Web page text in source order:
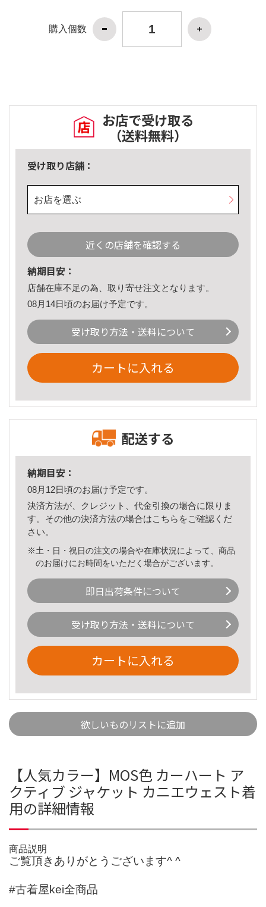
購入個数
お店で受け取る
（送料無料）
受け取り店舗：
お店を選ぶ
近くの店舗を確認する
納期目安：
店舗在庫不足の為、取り寄せ注文となります。
08月14日頃のお届け予定です。
受け取り方法・送料について
カートに入れる
配送する
納期目安：
08月12日頃のお届け予定です。
決済方法が、クレジット、代金引換の場合に限りま
す。その他の決済方法の場合はこちら をご確認くだ
さい。
※土・日・祝日の注文の場合や在庫状況によって、商品
のお届けにお時間をいただく場合がございます。
即日出荷条件について
受け取り方法・送料について
カートに入れる
欲しいものリストに追加
【人気カラー】MOS色 カーハート ア
クティブ ジャケット カニエウェスト着
用の詳細情報
商品説明
ご覧頂きありがとうございます^ ^
#古着屋kei全商品